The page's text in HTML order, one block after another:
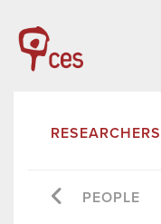
RESEARCHERS
PEOPLE